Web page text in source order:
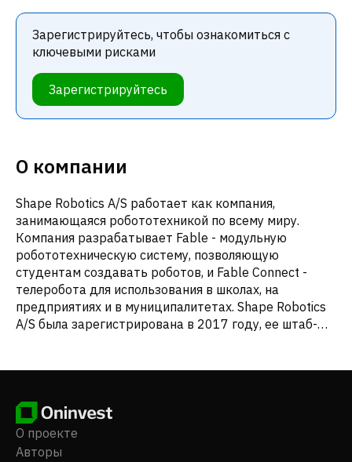
Зарегистрируйтесь, чтобы ознакомиться с
ключевыми рисками
Зарегистрируйтесь
О компании
Shape Robotics A/S работает как компания,
занимающаяся робототехникой по всему миру.
Компания разрабатывает Fable - модульную
робототехническую систему, позволяющую
студентам создавать роботов, и Fable Connect -
телеробота для использования в школах, на
предприятиях и в муниципалитетах. Shape Robotics
A/S была зарегистрирована в 2017 году, ее штаб-
О проекте
Авторы